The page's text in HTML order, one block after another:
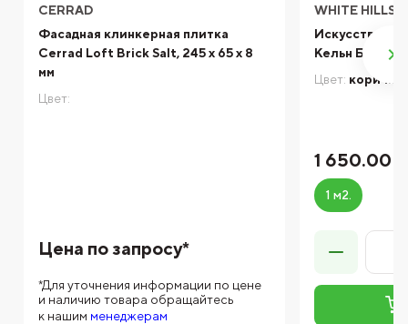
CERRAD
Фасадная клинкерная плитка
Cerrad Loft Brick Salt, 245 x 65 x 8
мм
Цвет:
Цена по запросу*
*Для уточнения информации по цене
и наличию товара обращайтесь
к нашим менеджерам
WHITE HILLS
Кельн Брик
Цвет:
1 650.00 ₽
1 м2.